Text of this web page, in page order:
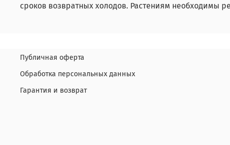
сроков возвратных холодов. Растениям необходимы
Публичная оферта
Обработка персональных данных
Гарантия и возврат